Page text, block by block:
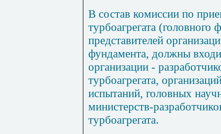
В состав комиссии по
турбоагрегата (головного
представителей
фундамента, должны
организации -
турбоагрегата,
испытаний, головных
министерств-
турбоагрегата.